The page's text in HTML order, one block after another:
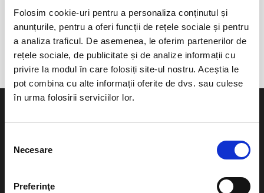
Folosim cookie-uri pentru a personaliza conținutul și
anunțurile, pentru a oferi funcții de rețele sociale și pentru
a analiza traficul. De asemenea, le oferim partenerilor de
rețele sociale, de publicitate și de analize informații cu
privire la modul în care folosiți site-ul nostru. Aceștia le
pot combina cu alte informații oferite de dvs. sau culese
în urma folosirii serviciilor lor.
consimțământului
Necesare
Preferinţe
anunta-ma pe email cand apare urmatorul eveniment la
Valea Crisului
Evenimente
Teatru